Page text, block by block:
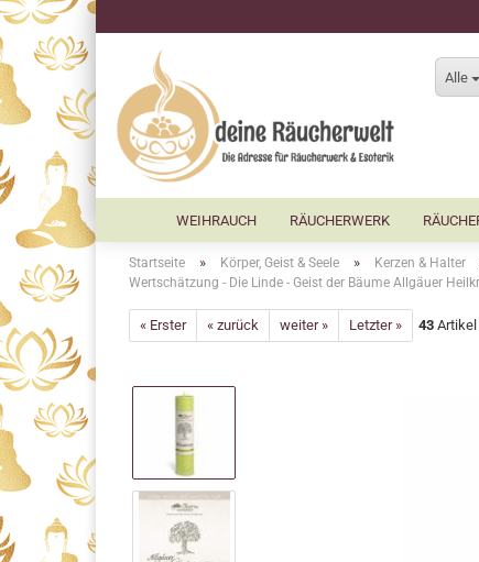
Alle
WEIHRAUCH RÄUCHERWERK
Startseite » Körper, Geist & Seele » Kerzen & Halter
Wertschätzung - Die Linde - Geist der Bäume Allgäuer
« Erster « zurück weiter » Letzter » 43 Artikel